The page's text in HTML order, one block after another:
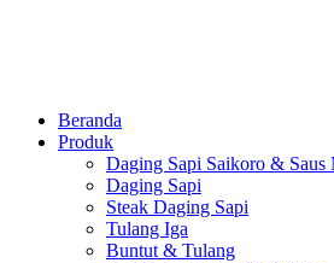
Beranda
Produk
Daging Sapi Saikoro & Saus
Daging Sapi
Steak Daging Sapi
Tulang Iga
Buntut & Tulang